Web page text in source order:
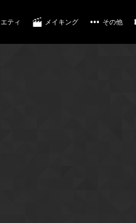
ティ メイキング その他